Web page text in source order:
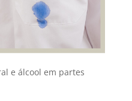
e álcool em partes